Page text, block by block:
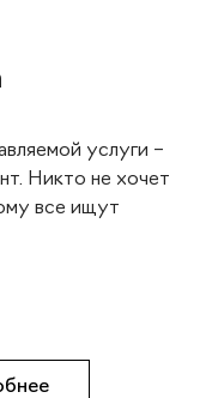
услуги –
Никто не хочет
все ищут